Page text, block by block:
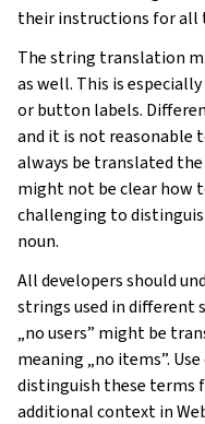
their instructions for all
The string translation
as well. This is
or button labels.
and it is not reasonable
always be translated
might not be clear how
challenging to
noun.
All developers should
strings used in different
„no users” might be
meaning „no items”.
distinguish these terms
additional context in